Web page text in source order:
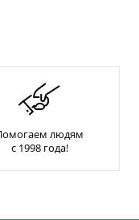
людям
с 1998 года!